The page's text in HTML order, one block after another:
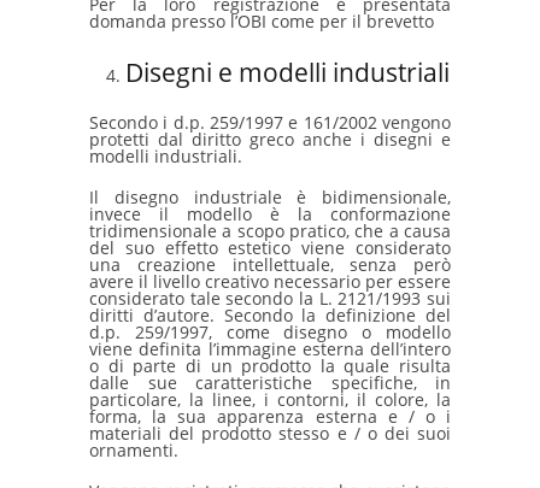
domanda presso l’OBI come per il brevetto
Disegni e modelli industriali
Secondo i d.p. 259/1997 e 161/2002 vengono
protetti dal diritto greco anche i disegni e
modelli industriali.
Il disegno industriale è bidimensionale,
invece il modello è la conformazione
tridimensionale a scopo pratico, che a causa
del suo effetto estetico viene considerato
una creazione intellettuale, senza però
avere il livello creativo necessario per essere
considerato tale secondo la L. 2121/1993 sui
diritti d’autore. Secondo la definizione del
d.p. 259/1997, come disegno o modello
viene definita l’immagine esterna dell’intero
o di parte di un prodotto la quale risulta
dalle sue caratteristiche specifiche, in
particolare, la linee, i contorni, il colore, la
forma, la sua apparenza esterna e / o i
materiali del prodotto stesso e / o dei suoi
ornamenti.